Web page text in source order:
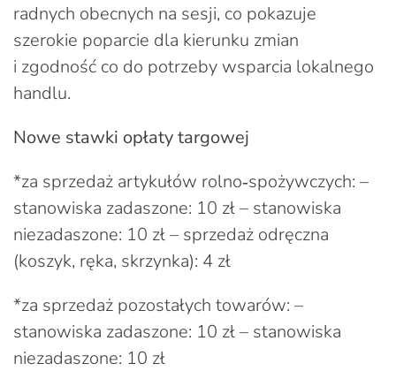
radnych obecnych na sesji, co pokazuje
szerokie poparcie dla kierunku zmian
i zgodność co do potrzeby wsparcia lokalnego
handlu.
Nowe stawki opłaty targowej
*za sprzedaż artykułów rolno‑spożywczych: –
stanowiska zadaszone: 10 zł – stanowiska
niezadaszone: 10 zł – sprzedaż odręczna
(koszyk, ręka, skrzynka): 4 zł
*za sprzedaż pozostałych towarów: –
stanowiska zadaszone: 10 zł – stanowiska
niezadaszone: 10 zł